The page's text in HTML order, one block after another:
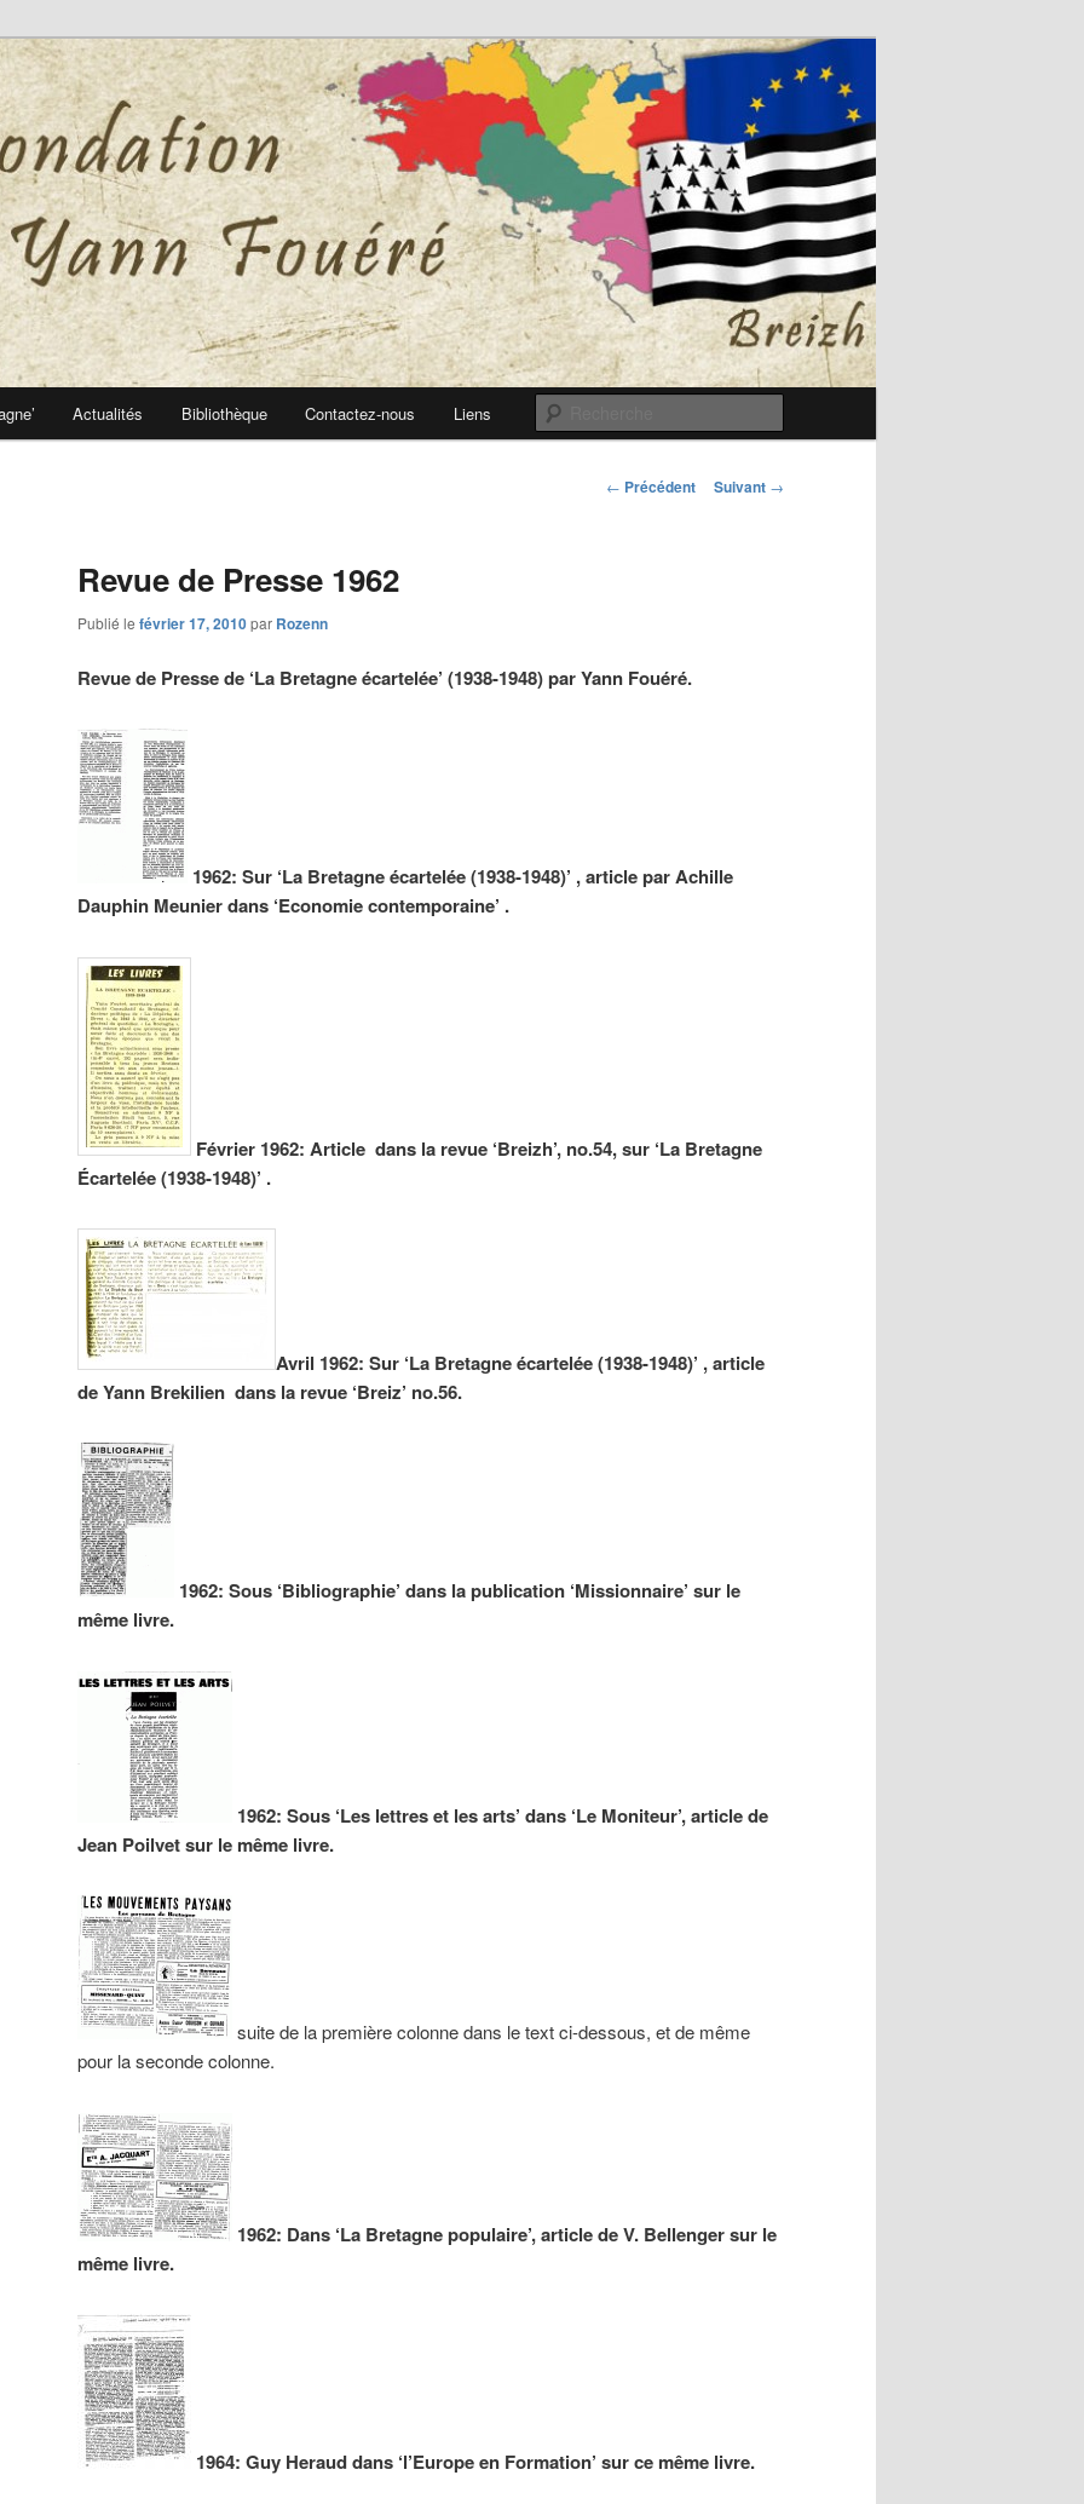
Fouéré
Fouéré
Actualités Bibliothèque Contactez-nous Liens
Navigation
← Précédent Suivant →
Revue de Presse 1962
Publié le février 17, 2010par Rozenn
Revue de Presse de ‘La Bretagne écartelée’ (1938-1948) par Yann Fouéré.
1962: Sur ‘La Bretagne écartelée (1938-1948)’ , article par Achille
Dauphin Meunier dans ‘Economie contemporaine’ .
Février 1962: Article dans la revue ‘Breizh’, no.54, sur ‘La Bretagne
Écartelée (1938-1948)’ .
Avril 1962: Sur ‘La Bretagneécartelée (1938-1948)’ , article
de Yann Brekilien dans la revue ‘Breiz’ no.56.
1962: Sous ‘Bibliographie’ dans la publication ‘Missionnaire’ sur le
même livre.
1962: Sous ‘Les lettres et les arts’ dans ‘Le Moniteur’, article de
Jean Poilvet sur le même livre.
suite de la première colonne dans le text ci-dessous, et de même
pour la seconde colonne.
1962: Dans ‘La Bretagne populaire’, article de V. Bellenger sur le
même livre.
1964: Guy Heraud dans ‘l’Europe en Formation’ sur ce même livre.